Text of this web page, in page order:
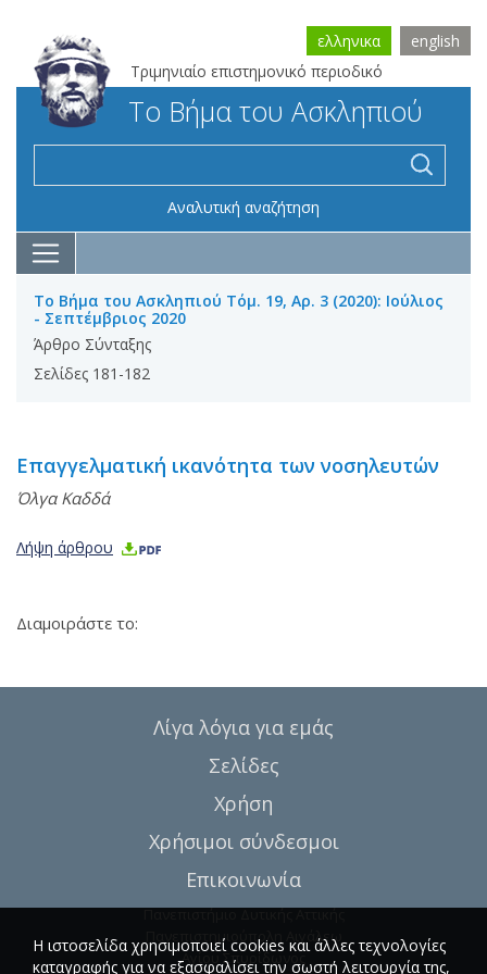
Τριμηνιαίο επιστημονικό περιοδικό
ελληνικα english
Το Βήμα του Ασκληπιού
Αναλυτική αναζήτηση
Το Βήμα του Ασκληπιού Τόμ. 19, Αρ. 3 (2020): Ιούλιος
- Σεπτέμβριος 2020
Άρθρο Σύνταξης
Σελίδες 181-182
Επαγγελματική ικανότητα των νοσηλευτών
Όλγα Καδδά
Λήψη άρθρου
Διαμοιράστε το:
Λίγα λόγια για εμάς
Σελίδες
Χρήση
Χρήσιμοι σύνδεσμοι
Επικοινωνία
Πανεπιστήμιο Δυτικής Αττικής
Πανεπιστημιούπολη Αιγάλεω
Αγίου Σπυρίδωνος
Η ιστοσελίδα χρησιμοποιεί cookies και άλλες τεχνολογίες
καταγραφής για να εξασφαλίσει την σωστή λειτουργία της,